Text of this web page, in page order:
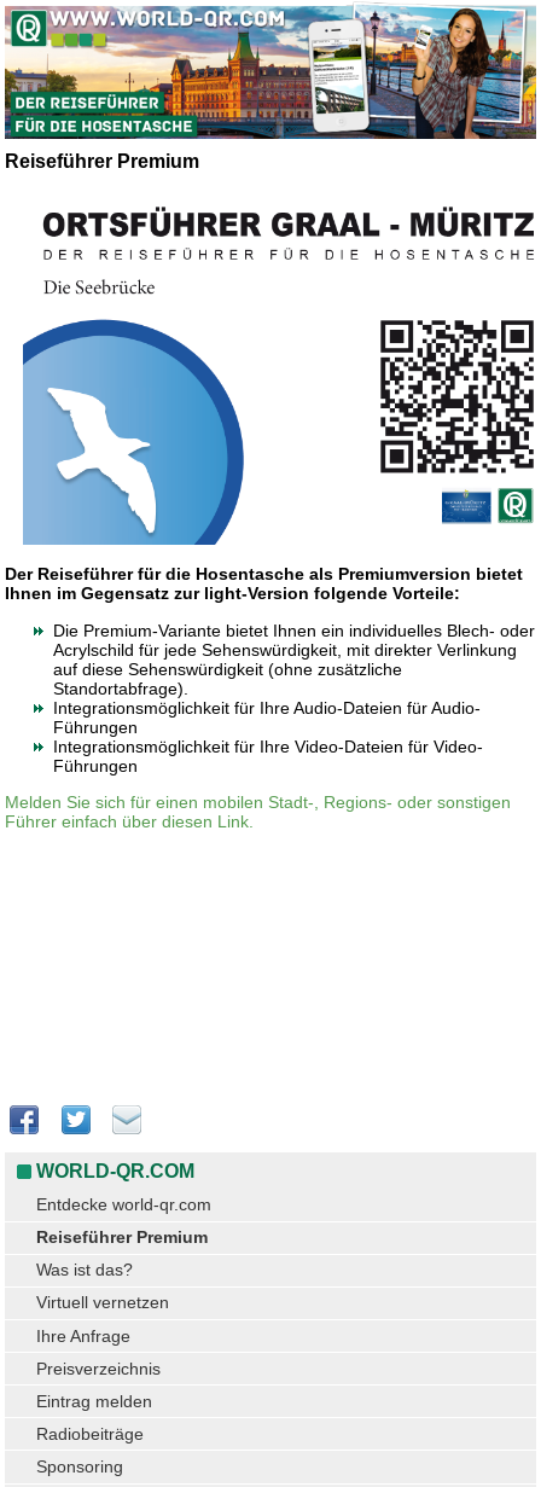
Reiseführer Premium
Der Reiseführer für die Hosentasche als Premiumversion bietet
Ihnen im Gegensatz zur light-Version folgende Vorteile:
Die Premium-Variante bietet Ihnen ein individuelles Blech- oder
Acrylschild für jede Sehenswürdigkeit, mit direkter Verlinkung
auf diese Sehenswürdigkeit (ohne zusätzliche
Standortabfrage).
Integrationsmöglichkeit für Ihre Audio-Dateien für Audio-
Führungen
Integrationsmöglichkeit für Ihre Video-Dateien für Video-
Führungen
Melden Sie sich für einen mobilen Stadt-, Regions- oder sonstigen
Führer einfach über diesen Link.
WORLD-QR.COM
Entdecke world-qr.com
Reiseführer Premium
Was ist das?
Virtuell vernetzen
Ihre Anfrage
Preisverzeichnis
Eintrag melden
Radiobeiträge
Sponsoring